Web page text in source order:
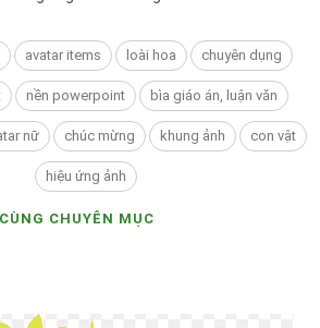
avatar items loài hoa chuyên dụng
nền powerpoint bìa giáo án, luận văn
nữ chúc mừng khung ảnh con vật
hiệu ứng ảnh
CÙNG CHUYÊN MỤC